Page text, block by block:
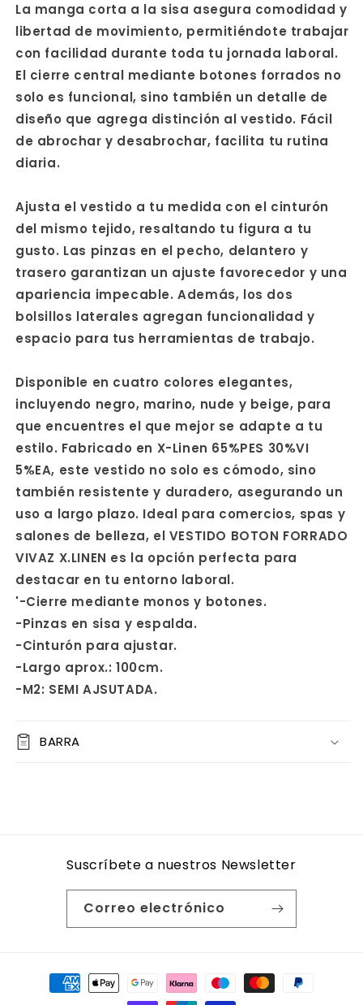
La manga corta a la sisa asegura comodidad y
libertad de movimiento, permitiéndote trabajar
con facilidad durante toda tu jornada laboral.
El cierre central mediante botones forrados no
solo es funcional, sino también un detalle de
diseño que agrega distinción al vestido. Fácil
de abrochar y desabrochar, facilita tu rutina
diaria.
Ajusta el vestido a tu medida con el cinturón
del mismo tejido, resaltando tu figura a tu
gusto. Las pinzas en el pecho, delantero y
trasero garantizan un ajuste favorecedor y una
apariencia impecable. Además, los dos
bolsillos laterales agregan funcionalidad y
espacio para tus herramientas de trabajo.
Disponible en cuatro colores elegantes,
incluyendo negro, marino, nude y beige, para
que encuentres el que mejor se adapte a tu
estilo. Fabricado en X-Linen 65%PES 30%VI
5%EA, este vestido no solo es cómodo, sino
también resistente y duradero, asegurando un
uso a largo plazo. Ideal para comercios, spas y
salones de belleza, el VESTIDO BOTON FORRADO
VIVAZ X.LINEN es la opción perfecta para
destacar en tu entorno laboral.
'-Cierre mediante monos y botones.
-Pinzas en sisa y espalda.
-Cinturón para ajustar.
-Largo aprox.: 100cm.
-M2: SEMI AJSUTADA.
BARRA
Suscríbete a nuestros Newsletter
Correo electrónico
Formas